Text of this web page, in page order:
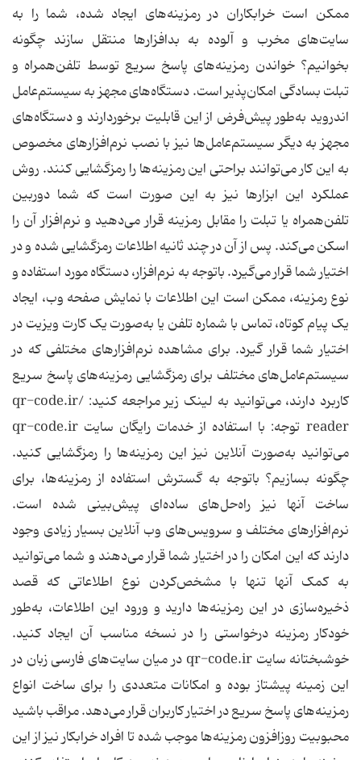
ممکن است خرابکاران در رمزینه‌های ایجاد شده، شما را به
سایت‌های مخرب و آلوده به بدافزارها منتقل سازند چگونه
بخوانیم؟ خواندن رمزینه‌های پاسخ سریع توسط تلفن‌همراه و
تبلت بسادگی امکان‌پذیر است. دستگاه‌های مجهز به سیستم‌عامل
اندروید به‌طور پیش‌فرض از این قابلیت برخوردارند و دستگاه‌های
مجهز به دیگر سیستم‌عامل‌ها نیز با نصب نرم‌افزارهای مخصوص
به این کار می‌توانند براحتی این رمزینه‌ها را رمزگشایی کنند. روش
عملکرد این ابزارها نیز به این صورت است که شما دوربین
تلفن‌همراه یا تبلت را مقابل رمزینه قرار می‌دهید و نرم‌افزار آن را
اسکن می‌کند. پس از آن در چند ثانیه اطلاعات رمزگشایی شده و در
اختیار شما قرار می‌گیرد. باتوجه به نرم‌افزار، دستگاه مورد استفاده و
نوع رمزینه، ممکن است این اطلاعات با نمایش صفحه وب، ایجاد
یک پیام کوتاه، تماس با شماره تلفن یا به‌صورت یک کارت ویزیت در
اختیار شما قرار گیرد. برای مشاهده نرم‌افزارهای مختلفی که در
سیستم‌عامل‌های مختلف برای رمزگشایی رمزینه‌های پاسخ سریع
کاربرد دارند، می‌توانید به لینک زیر مراجعه کنید: ‌qr-code.ir‌/‌
reader توجه: با استفاده از خدمات رایگان سایت qr-code.ir
می‌توانید به‌صورت آنلاین نیز این رمزینه‌ها را رمزگشایی کنید.
چگونه بسازیم؟ باتوجه به گسترش استفاده از رمزینه‌ها، برای
ساخت آنها نیز راه‌حل‌های ساده‌ای پیش‌بینی شده است.
نرم‌افزارهای مختلف و سرویس‌های وب آنلاین بسیار زیادی وجود
دارند که این امکان را در اختیار شما قرار می‌دهند و شما می‌توانید
به کمک آنها تنها با مشخص‌کردن نوع اطلاعاتی که قصد
ذخیره‌سازی در این رمزینه‌ها دارید و ورود این اطلاعات، به‌طور
خودکار رمزینه درخواستی را در نسخه مناسب آن ایجاد کنید.
خوشبختانه سایت qr-code.ir در میان سایت‌های فارسی زبان در
این زمینه پیشتاز بوده و امکانات متعددی را برای ساخت انواع
رمزینه‌های پاسخ سریع در اختیار کاربران قرار می‌دهد. مراقب باشید
محبوبیت روزافزون رمزینه‌ها موجب شده تا افراد خرابکار نیز از این